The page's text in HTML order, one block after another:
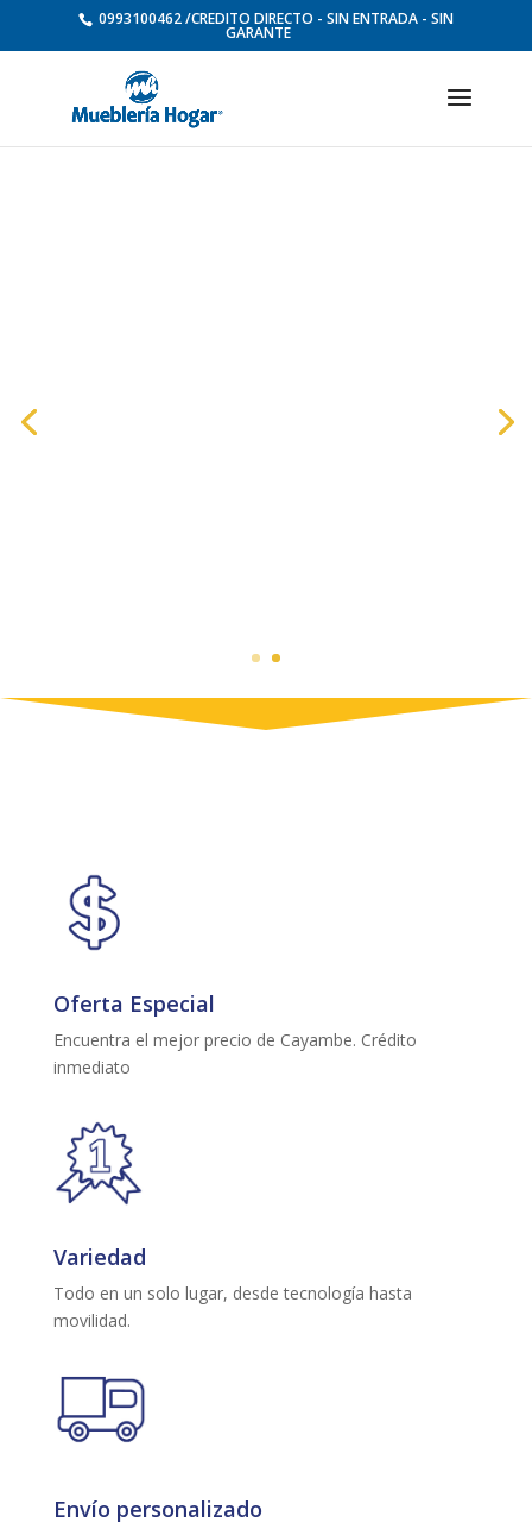
0993100462 /CREDITO DIRECTO - SIN ENTRADA - SIN
GARANTE
Oferta Especial
Encuentra el mejor precio de Cayambe. Crédito
inmediato
Variedad
Todo en un solo lugar, desde tecnología hasta
movilidad.
Envío personalizado